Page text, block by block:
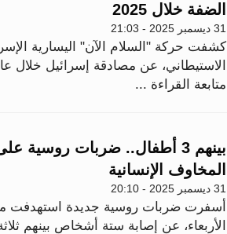
الضفة خلال 2025
31 ديسمبر 2025 - 21:03
كشفت حركة "السلام الآن" اليسارية
الاستيطاني، عن مصادقة إسرائيل خلال عام 2025
متابعة القراءة ...
بينهم 3 أطفال.. ضربات
المخاوف الإنسانية
31 ديسمبر 2025 - 20:10
أسفرت ضربات روسية جديدة استهدفت
الأربعاء، عن إصابة ستة أشخاص بينهم